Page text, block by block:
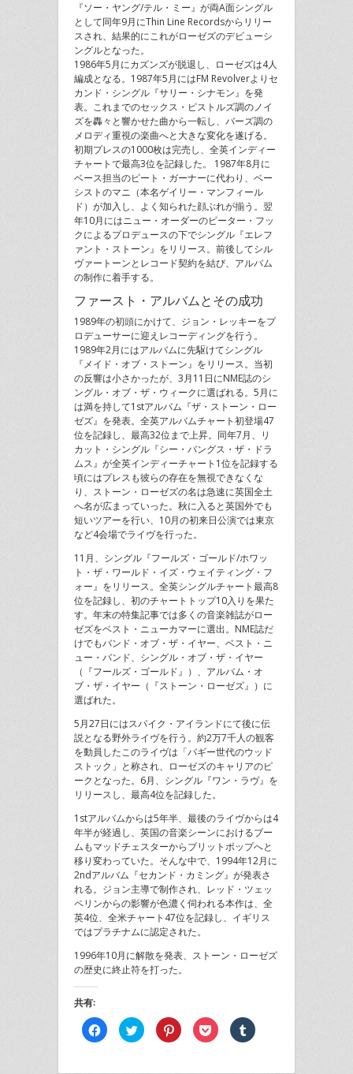
『ソー・ヤング/テル・ミー』が両A面シングル
として同年9月にThin Line Recordsからリリー
スされ、結果的にこれがローゼズのデビューシ
ングルとなった。
1986年5月にカズンズが脱退し、ローゼズは4人
編成となる。1987年5月にはFM Revolverよりセ
カンド・シングル『サリー・シナモン』を発
表。これまでのセックス・ピストルズ調のノイ
ズを轟々と響かせた曲から一転し、バーズ調の
メロディ重視の楽曲へと大きな変化を遂げる。
初期プレスの1000枚は完売し、全英インディー
チャートで最高3位を記録した。 1987年8月に
ベース担当のピート・ガーナーに代わり、ベー
シストのマニ（本名ゲイリー・マンフィール
ド）が加入し、よく知られた顔ぶれが揃う。翌
年10月にはニュー・オーダーのピーター・フッ
クによるプロデュースの下でシングル『エレフ
ァント・ストーン』をリリース。前後してシル
ヴァートーンとレコード契約を結び、アルバム
の制作に着手する。
ファースト・アルバムとその成功
1989年の初頭にかけて、ジョン・レッキーをプ
ロデューサーに迎えレコーディングを行う。
1989年2月にはアルバムに先駆けてシングル
『メイド・オブ・ストーン』をリリース。当初
の反響は小さかったが、3月11日にNME誌のシ
ングル・オブ・ザ・ウィークに選ばれる。5月に
は満を持して1stアルバム『ザ・ストーン・ロー
ゼズ』を発表。全英アルバムチャート初登場47
位を記録し、最高32位まで上昇。同年7月、リ
カット・シングル『シー・バングス・ザ・ドラ
ムス』が全英インディーチャート1位を記録する
頃にはプレスも彼らの存在を無視できなくな
り、ストーン・ローゼズの名は急速に英国全土
へ名が広まっていった。秋に入ると英国外でも
短いツアーを行い、10月の初来日公演では東京
など4会場でライヴを行った。
11月、シングル『フールズ・ゴールド/ホワッ
ト・ザ・ワールド・イズ・ウェイティング・フ
ォー』をリリース。全英シングルチャート最高8
位を記録し、初のチャートトップ10入りを果た
す。年末の特集記事では多くの音楽雑誌がロー
ゼズをベスト・ニューカマーに選出。NME誌だ
けでもバンド・オブ・ザ・イヤー、ベスト・ニ
ュー・バンド、シングル・オブ・ザ・イヤー
（『フールズ・ゴールド』）、アルバム・オ
ブ・ザ・イヤー（『ストーン・ローゼズ』）に
選ばれた。
5月27日にはスパイク・アイランドにて後に伝
説となる野外ライヴを行う。約2万7千人の観客
を動員したこのライヴは「バギー世代のウッド
ストック」と称され、ローゼズのキャリアのピ
ークとなった。6月、シングル『ワン・ラヴ』を
リリースし、最高4位を記録した。
1stアルバムからは5年半、最後のライヴからは4
年半が経過し、英国の音楽シーンにおけるブー
ムもマッドチェスターからブリットポップへと
移り変わっていた。そんな中で、1994年12月に
2ndアルバム『セカンド・カミング』が発表さ
れる。ジョン主導で制作され、レッド・ツェッ
ペリンからの影響が色濃く伺われる本作は、全
英4位、全米チャート47位を記録し、イギリス
ではプラチナムに認定された。
1996年10月に解散を発表、ストーン・ローゼズ
の歴史に終止符を打った。
共有:
Facebook
で
ク
リ
ク
リ
ク
リ
ク
リ